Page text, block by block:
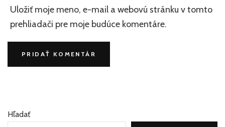
Uložiť moje meno, e-mail a webovú stránku v tomto
prehliadači pre moje budúce komentáre.
Hľadať